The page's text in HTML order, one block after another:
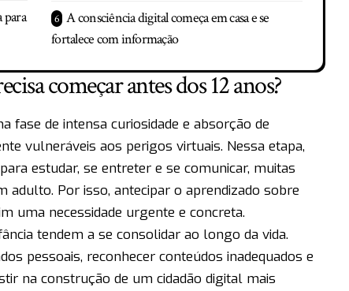
para
A consciência digital começa em casa e se
fortalece com informação
começar antes dos 12 anos?
fase de intensa curiosidade e absorção de
vulneráveis aos perigos virtuais. Nessa etapa,
estudar, se entreter e se comunicar, muitas
adulto. Por isso, antecipar o aprendizado sobre
uma necessidade urgente e concreta.
tendem a se consolidar ao longo da vida.
pessoais, reconhecer conteúdos inadequados e
na construção de um cidadão digital mais